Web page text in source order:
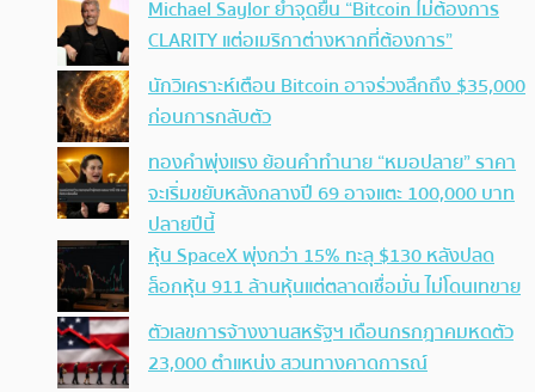
Michael Saylor ย้ำจุดยืน “Bitcoin ไม่ต้องการ
CLARITY แต่อเมริกาต่างหากที่ต้องการ”
นักวิเคราะห์เตือน Bitcoin อาจร่วงลึกถึง $35,000
ก่อนการกลับตัว
ทองคำพุ่งแรง ย้อนคำทำนาย “หมอปลาย” ราคา
จะเริ่มขยับหลังกลางปี 69 อาจแตะ 100,000 บาท
ปลายปีนี้
หุ้น SpaceX พุ่งกว่า 15% ทะลุ $130 หลังปลด
ล็อกหุ้น 911 ล้านหุ้นแต่ตลาดเชื่อมั่น ไม่โดนเทขาย
ตัวเลขการจ้างงานสหรัฐฯ เดือนกรกฎาคมหดตัว
23,000 ตำแหน่ง สวนทางคาดการณ์